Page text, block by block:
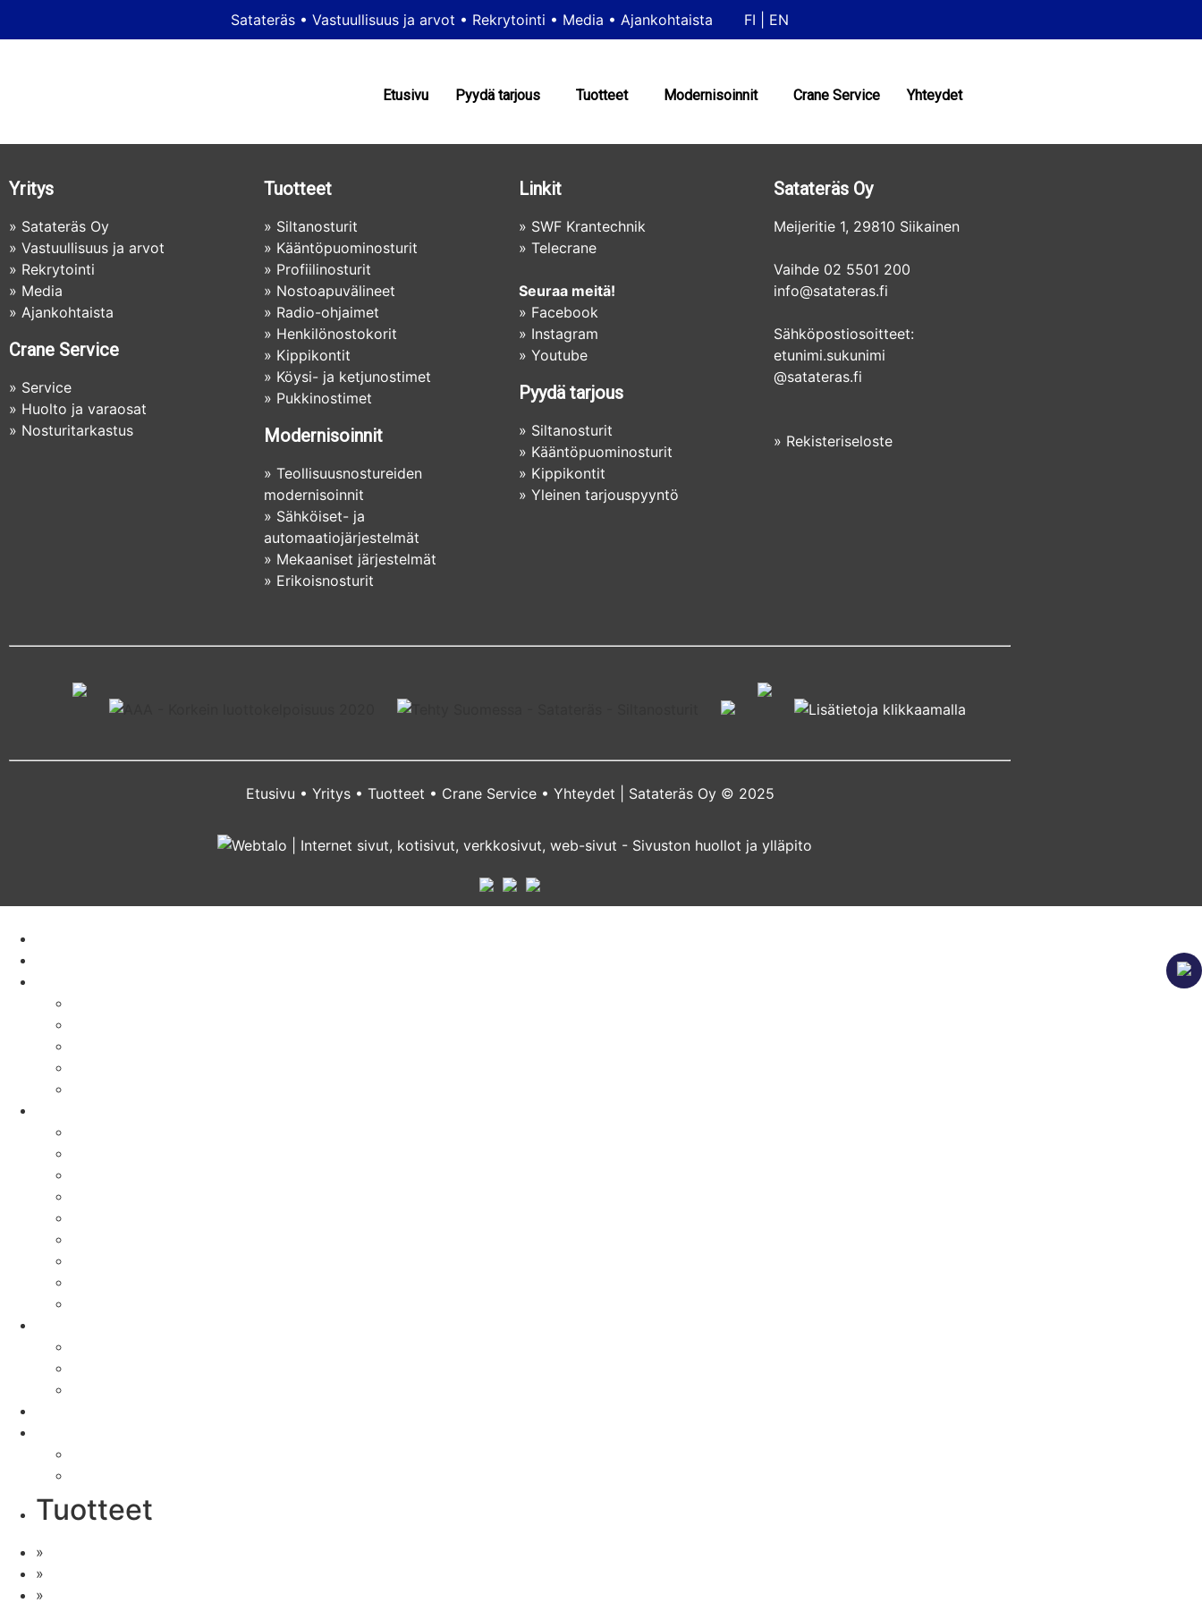
Satateräs • Vastuullisuus ja arvot • Rekrytointi • Media • Ajankohtaista FI EN
Etusivu Pyydä tarjous Tuotteet Modernisoinnit Crane Service Yhteydet
Yritys
» Satateräs Oy
» Vastuullisuus ja arvot
» Rekrytointi
» Media
» Ajankohtaista
Crane Service
» Service
» Huolto ja varaosat
» Nosturitarkastus
Tuotteet
» Siltanosturit
» Kääntöpuominosturit
» Profiilinosturit
» Nostoapuvälineet
» Radio-ohjaimet
» Henkilönostokorit
» Kippikontit
» Köysi- ja ketjunostimet
» Pukkinostimet
Modernisoinnit
» Teollisuusnostureiden
modernisoinnit
» Sähköiset- ja
automaatiojärjestelmät
» Mekaaniset järjestelmät
» Erikoisnosturit
Linkit
» SWF Krantechnik
» Telecrane
Seuraa meitä!
» Facebook
» Instagram
» Youtube
Pyydä tarjous
» Siltanosturit
» Kääntöpuominosturit
» Kippikontit
» Yleinen tarjouspyyntö
Satateräs Oy
Meijeritie 1, 29810 Siikainen
Vaihde 02 5501 200
info@satateras.fi
Sähköpostiosoitteet:
etunimi.sukunimi
@satateras.fi
» Rekisteriseloste
Etusivu • Yritys• Tuotteet • Crane Service• Yhteydet | Satateräs Oy © 2025
Tuotteet
»
»
»